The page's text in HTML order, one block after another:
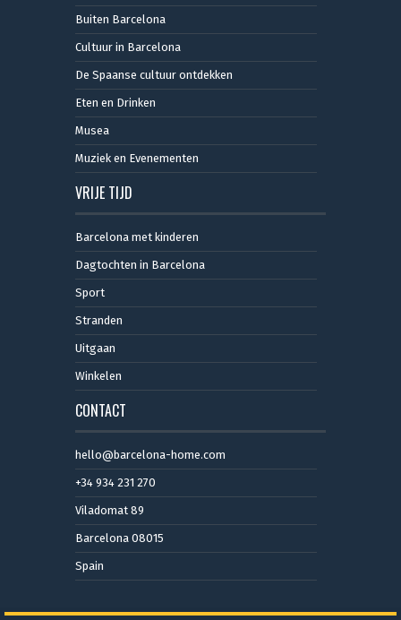
Buiten Barcelona
Cultuur in Barcelona
De Spaanse cultuur ontdekken
Eten en Drinken
Musea
Muziek en Evenementen
VRIJE TIJD
Barcelona met kinderen
Dagtochten in Barcelona
Sport
Stranden
Uitgaan
Winkelen
CONTACT
hello@barcelona-home.com
+34 934 231 270
Viladomat 89
Barcelona 08015
Spain